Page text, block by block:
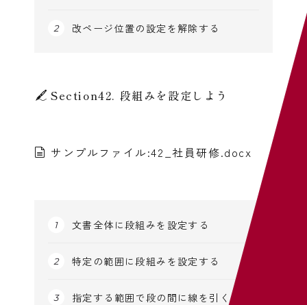
改ページ位置の設定を解除する
Section42. 段組みを設定しよう
サンプルファイル:42_社員研修.docx
文書全体に段組みを設定する
特定の範囲に段組みを設定する
指定する範囲で段の間に線を引く